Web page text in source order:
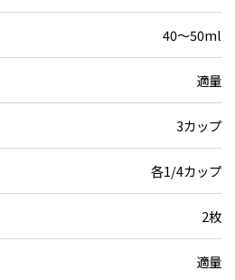
40～50ml
適量
3カップ
各1/4カップ
2枚
適量